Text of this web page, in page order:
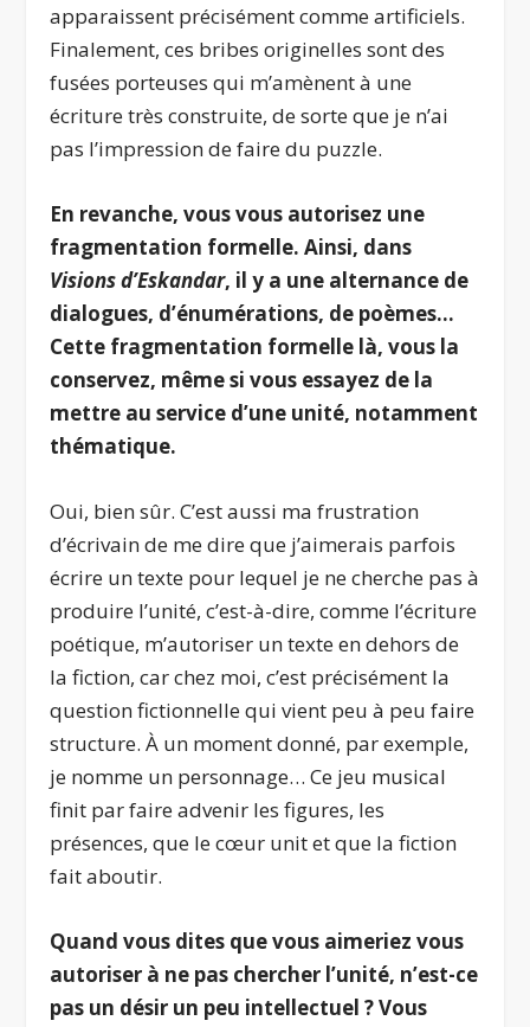
apparaissent précisément comme artificiels.
Finalement, ces bribes originelles sont des
fusées porteuses qui m’amènent à une
écriture très construite, de sorte que je n’ai
pas l’impression de faire du puzzle.
En revanche, vous vous autorisez une
fragmentation formelle. Ainsi, dans
Visions d’Eskandar, il y a une alternance de
dialogues, d’énumérations, de poèmes…
Cette fragmentation formelle là, vous la
conservez, même si vous essayez de la
mettre au service d’une unité, notamment
thématique.
Oui, bien sûr. C’est aussi ma frustration
d’écrivain de me dire que j’aimerais parfois
écrire un texte pour lequel je ne cherche pas à
produire l’unité, c’est-à-dire, comme l’écriture
poétique, m’autoriser un texte en dehors de
la fiction, car chez moi, c’est précisément la
question fictionnelle qui vient peu à peu faire
structure. À un moment donné, par exemple,
je nomme un personnage… Ce jeu musical
finit par faire advenir les figures, les
présences, que le cœur unit et que la fiction
fait aboutir.
Quand vous dites que vous aimeriez vous
autoriser à ne pas chercher l’unité, n’est-ce
pas un désir un peu intellectuel ? Vous